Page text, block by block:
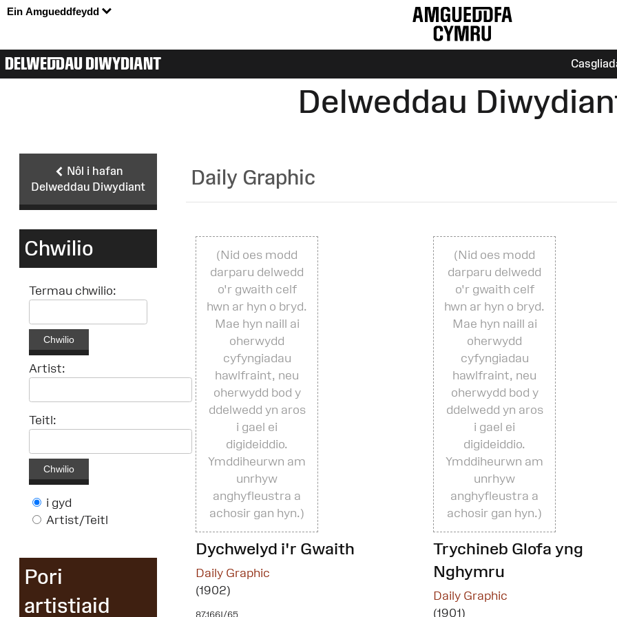
Ein Amgueddfeydd
DELWEDDAU DIWYDIANT
Delweddau
Daily Graphic
(Nid oes modd
darparu delwedd
o'r gwaith celf
hwn ar hyn o bryd.
Mae hyn naill ai
oherwydd
cyfyngiadau
hawlfraint, neu
oherwydd bod y
ddelwedd yn aros
i gael ei
digideiddio.
Ymddiheurwn am
unrhyw
anghyfleustra a
achosir gan hyn.)
Dychwelyd i'r Gwaith
Daily Graphic
(1902)
87.166I/65
(Nid oes modd
darparu delwedd
o'r gwaith celf
hwn ar hyn o bryd.
Mae hyn naill ai
oherwydd
cyfyngiadau
hawlfraint, neu
oherwydd bod y
ddelwedd yn aros
i gael ei
digideiddio.
Ymddiheurwn am
unrhyw
anghyfleustra a
achosir gan hyn.)
Trychineb Glofa yng
Nghymru
Daily Graphic
(1901)
Nôl i hafan
Delweddau Diwydiant
Chwilio
Termau chwilio:
Chwilio
Artist:
Teitl:
Chwilio
i gyd
Artist/Teitl
Pori
artistiaid